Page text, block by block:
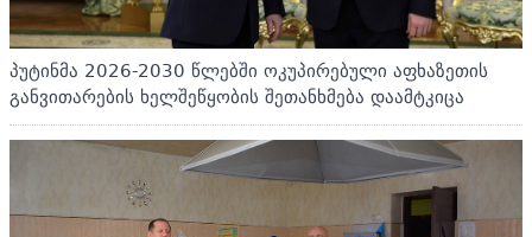
პუტინმა 2026-2030 წლებში ოკუპირებული აფხაზეთის
განვითარების ხელშეწყობის შეთანხმება დაამტკიცა